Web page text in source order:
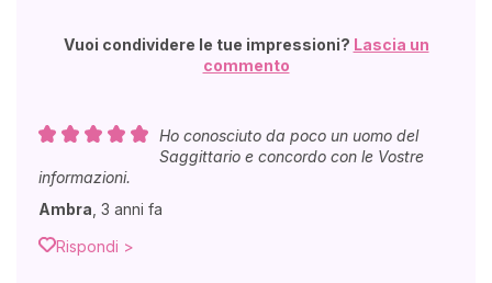
Vuoi condividere le tue impressioni? Lascia un
commento
Ho conosciuto da poco un uomo del
Saggittario e concordo con le Vostre
informazioni.
Ambra 3 anni fa
Rispondi >